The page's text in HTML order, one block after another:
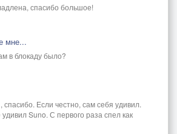
спасибо большое!
мне...
в блокаду было?
Если честно, сам себя удивил.
Suno. С первого раза спел как